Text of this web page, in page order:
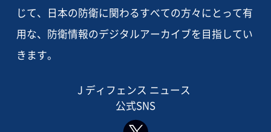
じて、日本の防衛に関わるすべての方々にとって有
用な、防衛情報のデジタルアーカイブを目指してい
きます。
J ディフェンス ニュース
公式SNS